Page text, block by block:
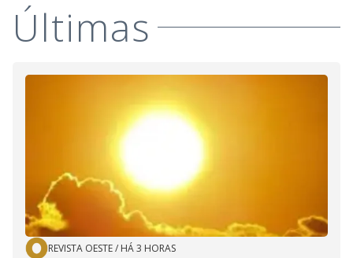
Últimas
REVISTA OESTE/ HÁ 3 HORAS